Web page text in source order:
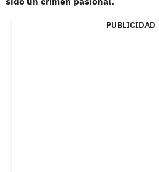
PUBLICIDAD